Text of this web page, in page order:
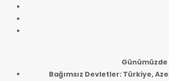
Günümüzde
Bağımsız Devletler: Türkiye,